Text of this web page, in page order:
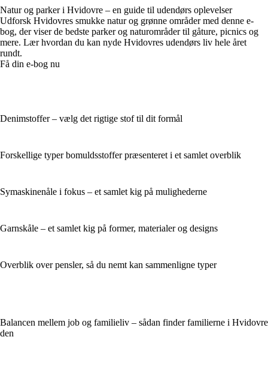
Natur og parker i Hvidovre – en guide til udendørs oplevelser
Udforsk Hvidovres smukke natur og grønne områder med denne e-
bog, der viser de bedste parker og naturområder til gåture, picnics og
mere. Lær hvordan du kan nyde Hvidovres udendørs liv hele året
rundt.
Få din e-bog nu
Denimstoffer – vælg det rigtige stof til dit formål
Forskellige typer bomuldsstoffer præsenteret i et samlet overblik
Symaskinenåle i fokus – et samlet kig på mulighederne
Garnskåle – et samlet kig på former, materialer og designs
Overblik over pensler, så du nemt kan sammenligne typer
Balancen mellem job og familieliv – sådan finder familierne i Hvidovre
den